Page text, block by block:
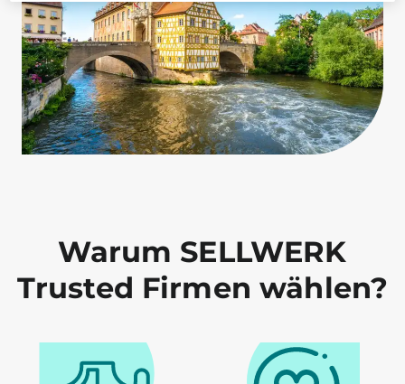
Warum SELLWERK
Trusted Firmen wählen?